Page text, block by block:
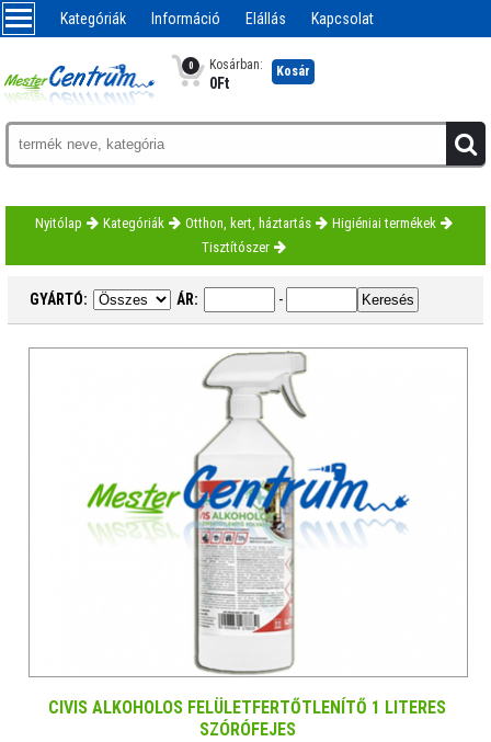
Kategóriák Információ Elállás Kapcsolat
0 Kosárban:
0Ft
Kosár
Nyitólap Kategóriák Otthon, kert, háztartás
Higiéniai termékek
Tisztítószer
GYÁRTÓ: ÁR: -
CIVIS ALKOHOLOS FELÜLETFERTŐTLENÍTŐ 1 LITERES
SZÓRÓFEJES